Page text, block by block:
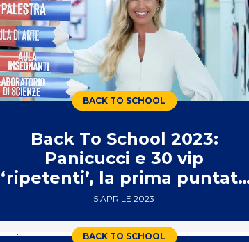
BACK TO SCHOOL
Back To School 2023:
Panicucci e 30 vip
‘ripetenti’, la prima puntata
del 5 marzo
5 APRILE 2023
BACK TO SCHOOL